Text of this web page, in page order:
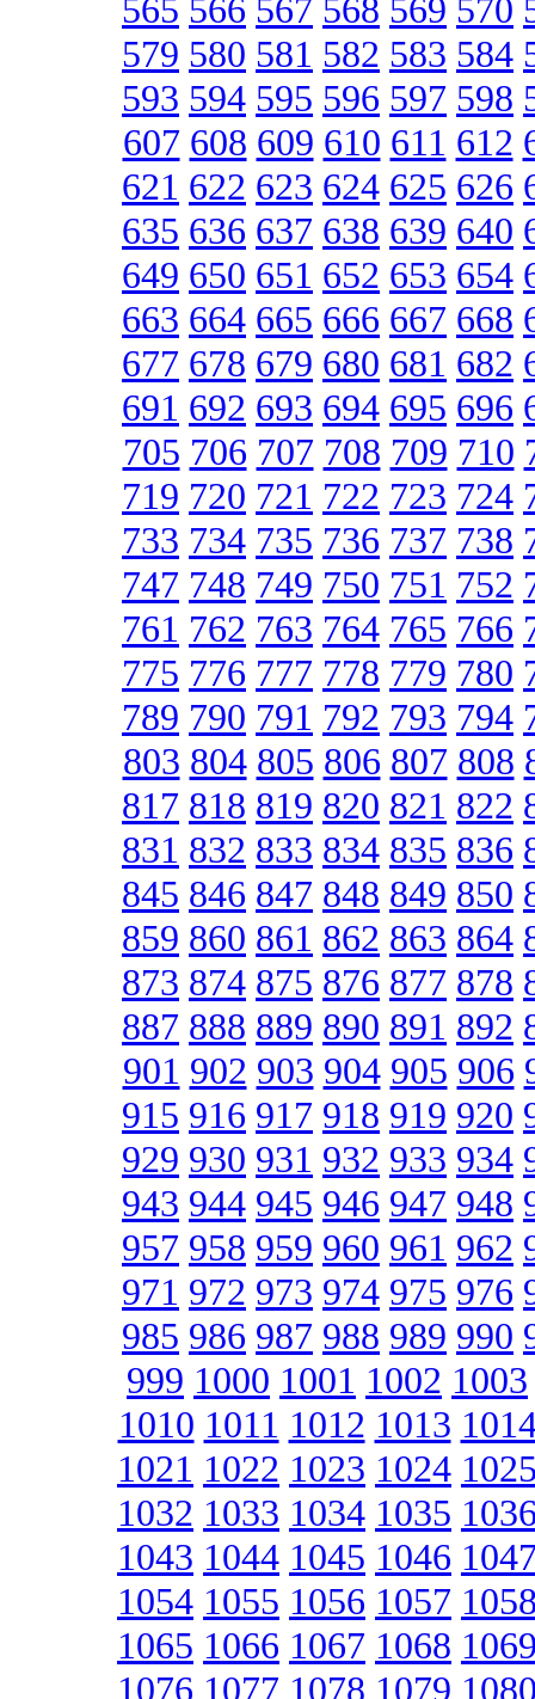
565 566 567 568 569 570
579 580 581 582 583 584
593 594 595 596 597 598
607 608 609 610 611 612
621 622 623 624 625 626
635 636 637 638 639 640
649 650 651 652 653 654
663 664 665 666 667 668
677 678 679 680 681 682
691 692 693 694 695 696
705 706 707 708 709 710
719 720 721 722 723 724
733 734 735 736 737 738
747 748 749 750 751 752
761 762 763 764 765 766
775 776 777 778 779 780
789 790 791 792 793 794
803 804 805 806 807 808
817 818 819 820 821 822
831 832 833 834 835 836
845 846 847 848 849 850
859 860 861 862 863 864
873 874 875 876 877 878
887 888 889 890 891 892
901 902 903 904 905 906
915 916 917 918 919 920
929 930 931 932 933 934
943 944 945 946 947 948
957 958 959 960 961 962
971 972 973 974 975 976
985 986 987 988 989 990
999 1000 1001 1002 1003
1010 1011 1012 1013
1021 1022 1023 1024
1032 1033 1034 1035
1043 1044 1045 1046
1054 1055 1056 1057
1065 1066 1067 1068
1076 1077 1078 1079